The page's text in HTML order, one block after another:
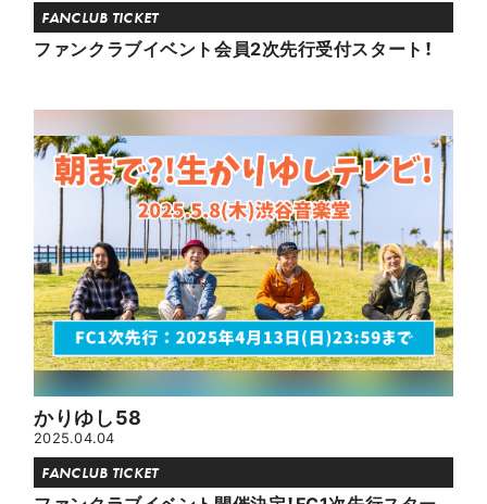
FANCLUB TICKET
ファンクラブイベント会員2次先行受付スタート！
かりゆし58
2025.04.04
FANCLUB TICKET